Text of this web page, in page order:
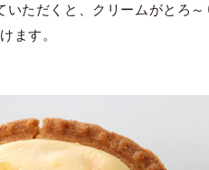
ただくと、クリームがとろ
ます。